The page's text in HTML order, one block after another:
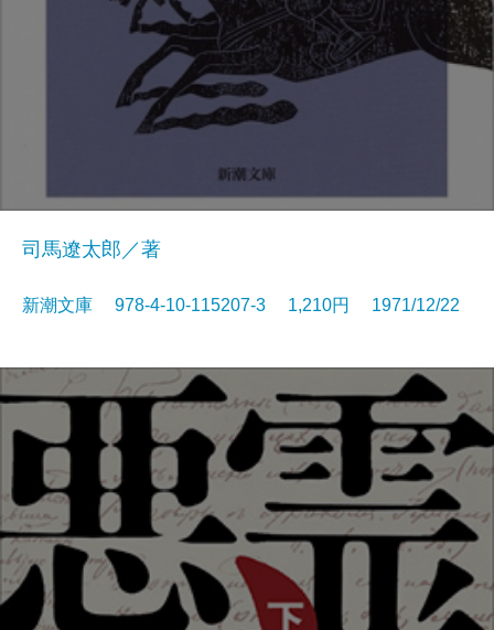
司馬遼太郎／著
新潮文庫 978-4-10-115207-3 1,210円 1971/12/22